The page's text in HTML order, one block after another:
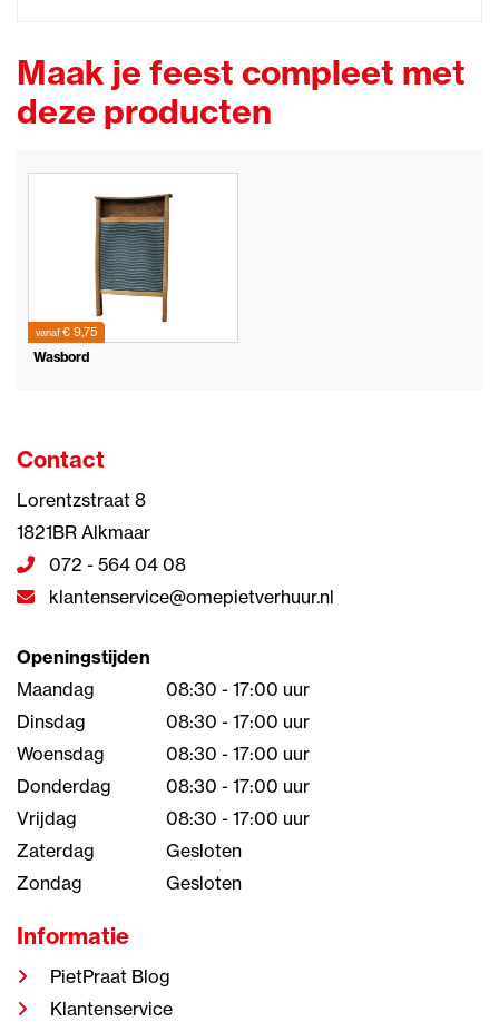
Maak je feest compleet met
deze producten
vanaf€ 9,75
Wasbord
Contact
Lorentzstraat 8
1821BR Alkmaar
072 - 564 04 08
klantenservice@omepietverhuur.nl
Openingstijden
Maandag
08:30 - 17:00 uur
Dinsdag
08:30 - 17:00 uur
Woensdag
08:30 - 17:00 uur
Donderdag
08:30 - 17:00 uur
Vrijdag
08:30 - 17:00 uur
Zaterdag
Gesloten
Zondag
Gesloten
Informatie
PietPraat Blog
Klantenservice